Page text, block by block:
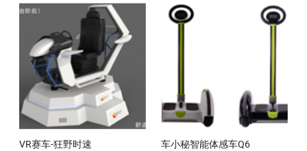
VR赛车-狂野时速 车小秘智能体感车Q6